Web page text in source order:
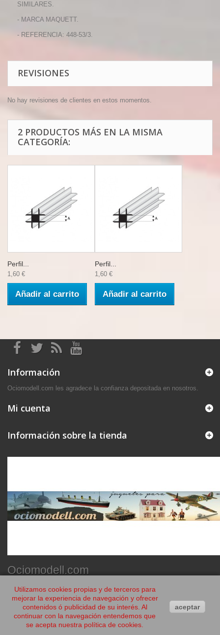
SIMILARES.
- MARCA MAQUETT.
- REFERENCIA: 448-53/3.
REVISIONES
No hay revisiones de clientes en estos momentos.
2 PRODUCTOS MÁS EN LA MISMA
CATEGORÍA:
Perfil...
1,60 €
Añadir al carrito
Perfil...
1,60 €
Añadir al carrito
Información
Ociomodell.com les agradece la confianza depositada en nosotros.
Mi cuenta
Información sobre la tienda
Ociomodell.com
Utilizamos cookies propias y de terceros para
mejorar la experiencia de navegación y ofrecer
contenidos ó publicidad de su interés. Al
continuar con la navegación entendemos que
se acepta nuestra política de cookies.
aceptar